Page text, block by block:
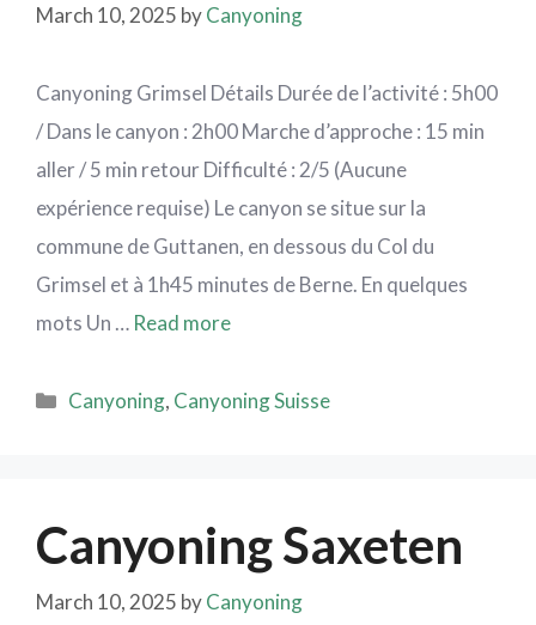
March 10, 2025 byCanyoning
Canyoning Grimsel Détails Durée de l’activité : 5h00
/ Dans le canyon : 2h00 Marche d’approche : 15 min
aller / 5 min retour Difficulté : 2/5 (Aucune
expérience requise) Le canyon se situe sur la
commune de Guttanen, en dessous du Col du
Grimsel et à 1h45 minutes de Berne. En quelques
mots Un … Read more
Canyoning, Canyoning Suisse
Canyoning Saxeten
March 10, 2025 byCanyoning